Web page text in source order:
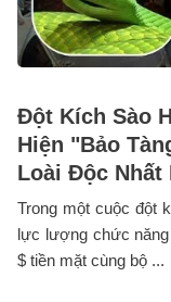
Đột Kích Sào
Hiện "Bảo
Loài Độc Nhất
Trong một cuộc đột
lực lượng chức
$ tiền mặt cùng bộ ...